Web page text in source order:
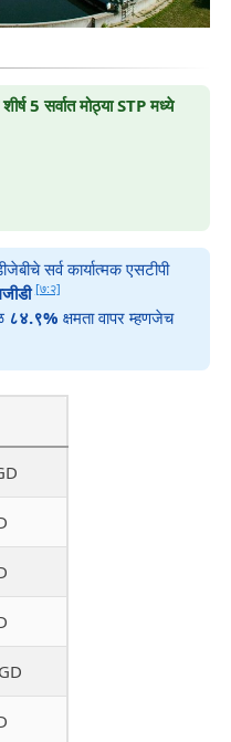
5 सर्वात मोठ्या STP मध्ये
सर्व कार्यात्मक एसटीपी
[७:२]
८४.९% क्षमता वापर म्हणजेच